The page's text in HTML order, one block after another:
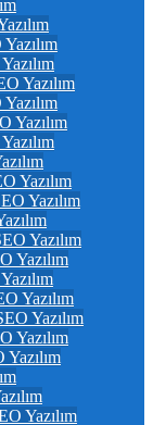
Yazılım
Yazılım
Yazılım
Yazılım
Yazılım
Yazılım
Yazılım
Yazılım
Yazılım
Yazılım
Yazılım